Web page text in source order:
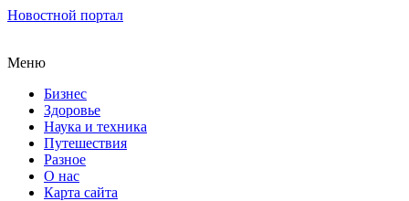
Новостной портал
Меню
Бизнес
Здоровье
Наука и техника
Путешествия
Разное
О нас
Карта сайта